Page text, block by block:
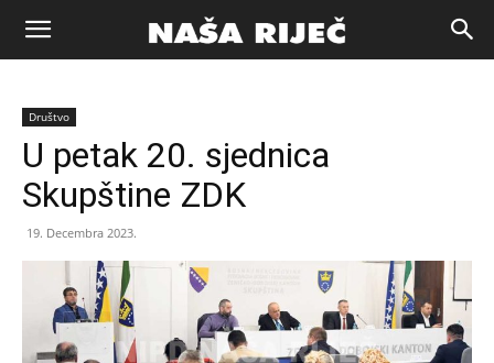
Naša
riječ
Društvo
U petak 20. sjednica
Skupštine ZDK
19. Decembra 2023.